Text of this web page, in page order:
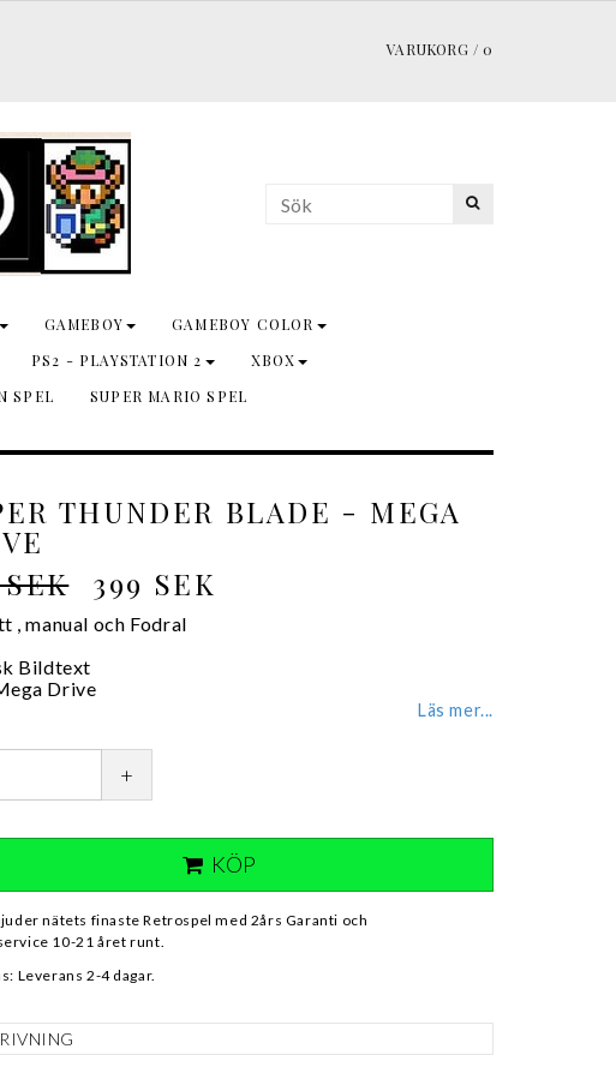
VARUKORG / 0
GAMEBOY
GAMEBOY COLOR
PS2 - PLAYSTATION 2
XBOX
SPEL
SUPER MARIO SPEL
THUNDER BLADE - MEGA
399 SEK
, manual och Fodral
Bildtext
Drive
Läs mer...
+
KÖP
nätets finaste Retrospel med 2års Garanti och
10-21 året runt.
Leverans 2-4 dagar.